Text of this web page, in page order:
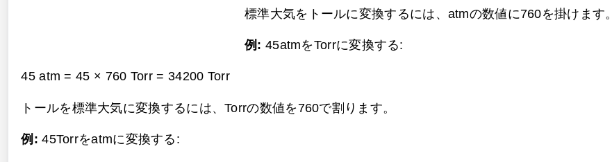
標準大気をトールに変換するには、atmの数値に760を掛けます。
例: 45atmをTorrに変換する:
45 atm = 45 × 760 Torr = 34200 Torr
トールを標準大気に変換するには、Torrの数値を760で割ります。
例:45Torrをatmに変換する: